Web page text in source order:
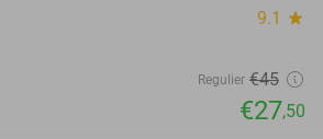
9.1 star
Regulier €45
€27,50